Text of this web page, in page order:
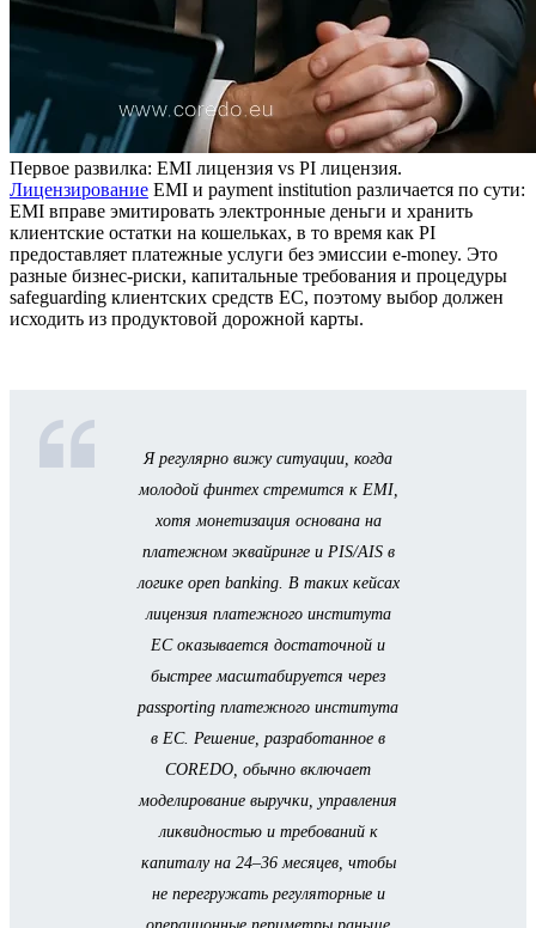
Первое развилка: EMI лицензия vs PI лицензия.
Лицензирование EMI и payment institution различается по сути:
EMI вправе эмитировать электронные деньги и хранить
клиентские остатки на кошельках, в то время как PI
предоставляет платежные услуги без эмиссии e-money. Это
разные бизнес‑риски, капитальные требования и процедуры
safeguarding клиентских средств ЕС, поэтому выбор должен
исходить из продуктовой дорожной карты.
Я регулярно вижу ситуации, когда
молодой финтех стремится к EMI,
хотя монетизация основана на
платежном эквайринге и PIS/AIS в
логике open banking. В таких кейсах
лицензия платежного института
ЕС оказывается достаточной и
быстрее масштабируется через
passporting платежного института
в ЕС. Решение, разработанное в
COREDO, обычно включает
моделирование выручки, управления
ликвидностью и требований к
капиталу на 24–36 месяцев, чтобы
не перегружать регуляторные и